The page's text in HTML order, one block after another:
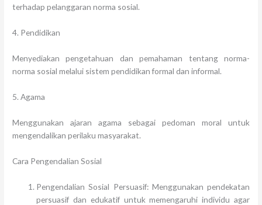
terhadap pelanggaran norma sosial.
4. Pendidikan
Menyediakan pengetahuan dan pemahaman tentang norma-
norma sosial melalui sistem pendidikan formal dan informal.
5. Agama
Menggunakan ajaran agama sebagai pedoman moral untuk
mengendalikan perilaku masyarakat.
Cara Pengendalian Sosial
Pengendalian Sosial Persuasif: Menggunakan pendekatan
persuasif dan edukatif untuk memengaruhi individu agar